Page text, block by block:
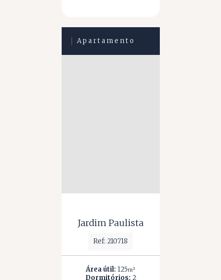
Apartamento
Jardim Paulista
Ref: 210718
Área útil: 125m²
Dormitórios: 2